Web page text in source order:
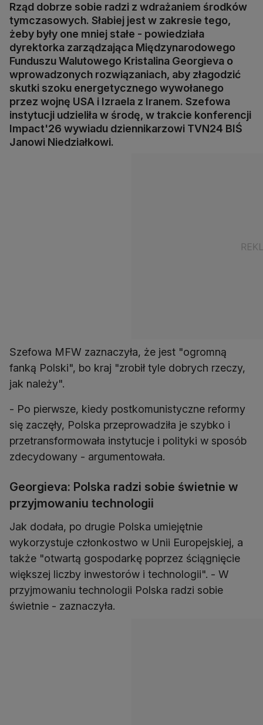
Rząd dobrze sobie radzi z wdrażaniem środków
tymczasowych. Słabiej jest w zakresie tego,
żeby były one mniej stałe - powiedziała
dyrektorka zarządzająca Międzynarodowego
Funduszu Walutowego Kristalina Georgieva o
wprowadzonych rozwiązaniach, aby złagodzić
skutki szoku energetycznego wywołanego
przez wojnę USA i Izraela z Iranem. Szefowa
instytucji udzieliła w środę, w trakcie konferencji
Impact'26 wywiadu dziennikarzowi TVN24 BIŚ
Janowi Niedziałkowi.
Szefowa MFW zaznaczyła, że jest "ogromną
fanką Polski", bo kraj "zrobił tyle dobrych rzeczy,
jak należy".
- Po pierwsze, kiedy postkomunistyczne reformy
się zaczęły, Polska przeprowadziła je szybko i
przetransformowała instytucje i polityki w sposób
zdecydowany - argumentowała.
Georgieva: Polska radzi sobie świetnie w
przyjmowaniu technologii
Jak dodała, po drugie Polska umiejętnie
wykorzystuje członkostwo w Unii Europejskiej, a
także "otwartą gospodarkę poprzez ściągnięcie
większej liczby inwestorów i technologii". - W
przyjmowaniu technologii Polska radzi sobie
świetnie - zaznaczyła.